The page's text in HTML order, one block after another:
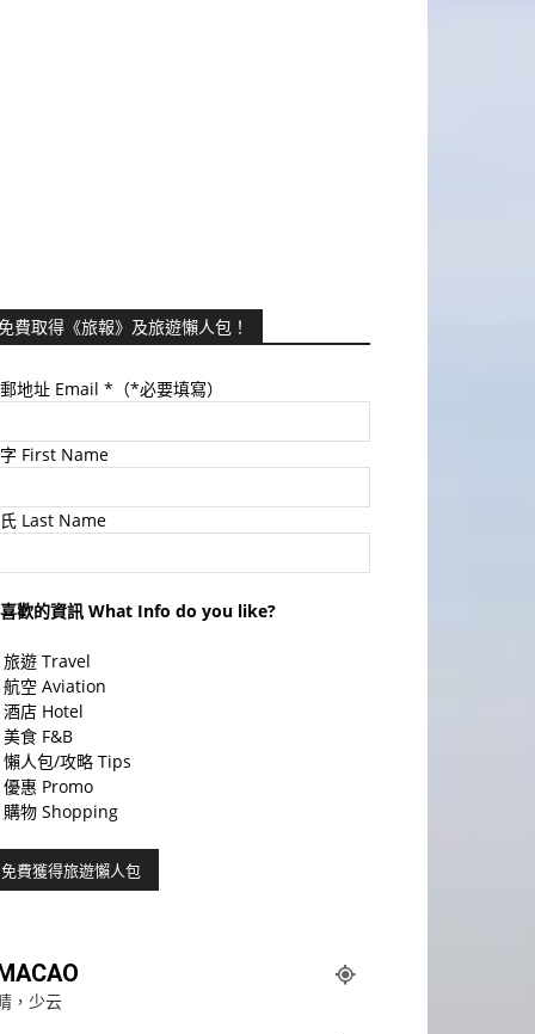
費取得《旅報》及旅遊懶人包！
地址 Email *（*必要填寫）
First Name
Last Name
歡的資訊 What Info do you like?
旅遊 Travel
航空 Aviation
酒店 Hotel
美食 F&B
懶人包/攻略 Tips
優惠 Promo
購物 Shopping
，少云